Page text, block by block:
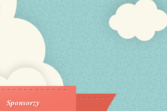
Sponsorzy